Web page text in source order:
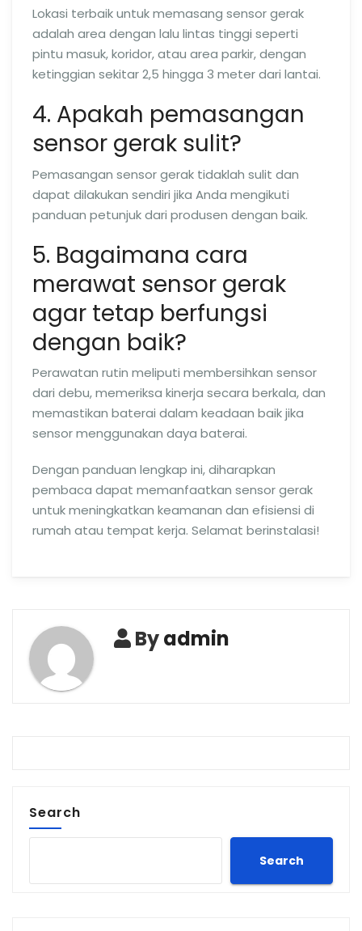
Lokasi terbaik untuk memasang sensor gerak
adalah area dengan lalu lintas tinggi seperti
pintu masuk, koridor, atau area parkir, dengan
ketinggian sekitar 2,5 hingga 3 meter dari lantai.
4. Apakah pemasangan
sensor gerak sulit?
Pemasangan sensor gerak tidaklah sulit dan
dapat dilakukan sendiri jika Anda mengikuti
panduan petunjuk dari produsen dengan baik.
5. Bagaimana cara
merawat sensor gerak
agar tetap berfungsi
dengan baik?
Perawatan rutin meliputi membersihkan sensor
dari debu, memeriksa kinerja secara berkala, dan
memastikan baterai dalam keadaan baik jika
sensor menggunakan daya baterai.
Dengan panduan lengkap ini, diharapkan
pembaca dapat memanfaatkan sensor gerak
untuk meningkatkan keamanan dan efisiensi di
rumah atau tempat kerja. Selamat berinstalasi!
Byadmin
Search
Search